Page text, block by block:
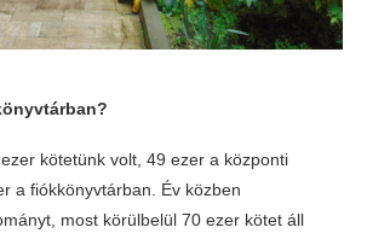
kötetünk volt, 49 ezer a központi
a fiókkönyvtárban. Év közben
most körülbelül 70 ezer kötet áll